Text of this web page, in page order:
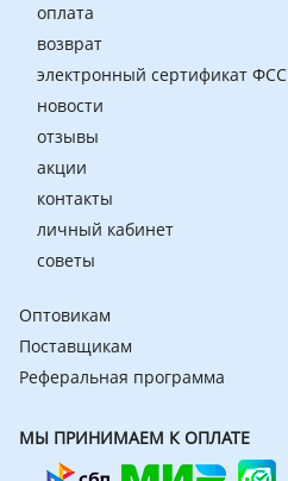
оплата
возврат
электронный сертификат ФСС
новости
отзывы
акции
контакты
личный кабинет
советы
Оптовикам
Поставщикам
Реферальная программа
МЫ ПРИНИМАЕМ К ОПЛАТЕ